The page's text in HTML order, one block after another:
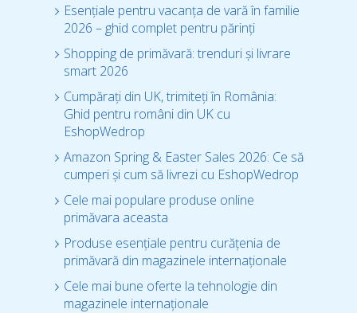
Esențiale pentru vacanța de vară în familie
2026 – ghid complet pentru părinți
Shopping de primăvară: trenduri și livrare
smart 2026
Cumpărați din UK, trimiteți în România:
Ghid pentru români din UK cu
EshopWedrop
Amazon Spring & Easter Sales 2026: Ce să
cumperi și cum să livrezi cu EshopWedrop
Cele mai populare produse online
primăvara aceasta
Produse esențiale pentru curățenia de
primăvară din magazinele internaționale
Cele mai bune oferte la tehnologie din
magazinele internaționale